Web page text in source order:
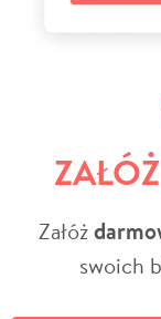
Załóż
swoich